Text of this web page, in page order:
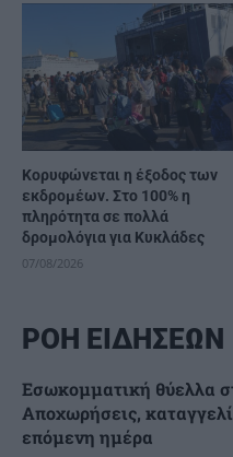
Κορυφώνεται η έξοδος των
εκδρομέων. Στο 100% η
πληρότητα σε πολλά
δρομολόγια για Κυκλάδες
07/08/2026
ΡΟΗ ΕΙΔΗΣΕΩΝ
Εσωκομματική θύελλα
Αποχωρήσεις,
επόμενη ημέρα